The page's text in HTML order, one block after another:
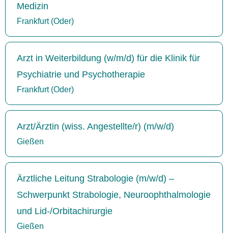
Medizin
Frankfurt (Oder)
Arzt in Weiterbildung (w/m/d) für die Klinik für
Psychiatrie und Psychotherapie
Frankfurt (Oder)
Arzt/Ärztin (wiss. Angestellte/r) (m/w/d)
Gießen
Ärztliche Leitung Strabologie (m/w/d) –
Schwerpunkt Strabologie, Neuroophthalmologie
und Lid-/Orbitachirurgie
Gießen